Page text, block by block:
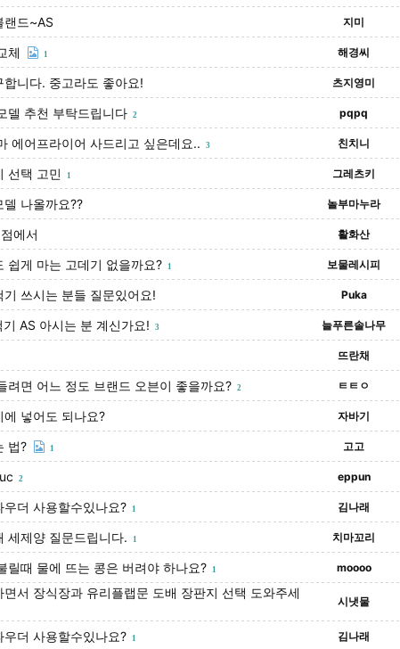
랜드~AS 지미
체 1 해경씨
합니다. 중고라도 좋아요! 츠지영미
델 추천 부탁드립니다 2 pqpq
에어프라이어 사드리고 싶은데요.. 3 친치니
선택 고민 1 그레츠키
델 나올까요?? 놀부마누라
에서 활화산
쉽게 마는 고데기 없을까요? 1 보물레시피
기 쓰시는 분들 질문있어요! Puka
기 AS 아시는 분 계신가요! 3 늘푸른솔나무
뜨란채
려면 어느 정도 브랜드 오븐이 좋을까요? 2 ㅌㅌㅇ
에 넣어도 되나요? 자바기
법? 1 고고
2 eppun
우더 사용할수있나요? 1 김나래
세제양 질문드립니다. 1 치마꼬리
릴때 물에 뜨는 콩은 버려야 하나요? 1 moooo
면서 장식장과 유리플랩문 도배 장판지 선택 도와주세
시냇물
우더 사용할수있나요? 1 김나래